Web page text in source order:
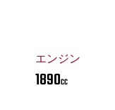
エンジン
1890CC